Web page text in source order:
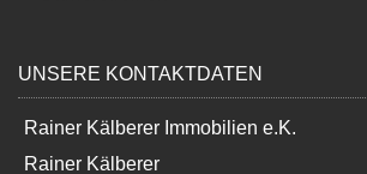
UNSERE KONTAKTDATEN
Rainer Kälberer Immobilien e.K.
Rainer Kälberer